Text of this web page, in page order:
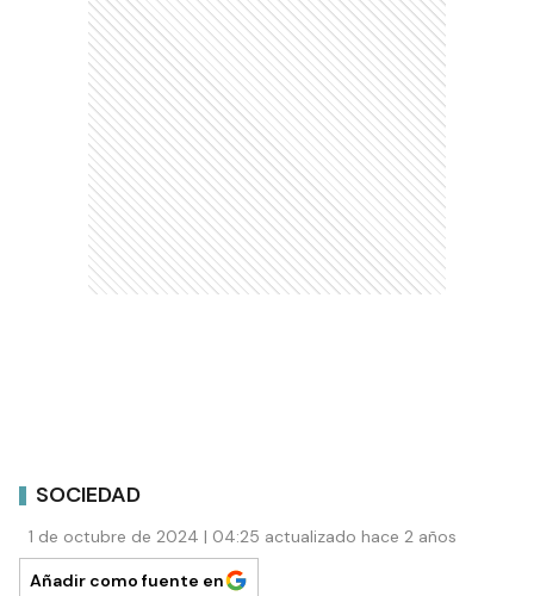
SOCIEDAD
1 de octubre de 2024 | 04:25 actualizado hace 2 años
Añadir como fuente en